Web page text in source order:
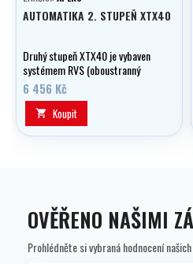
AUTOMATIKA 2. STUPEŇ XTX40
Druhý stupeň XTX40 je vybaven
systémem RVS (oboustranný
venturi systém), DCE
(vyměnitelné výdechové
deflektory) a tepelným
výměníkem.
6 456 Kč
 Koupit
OVĚŘENO NAŠIMI
Prohlédněte si vybraná hodnocení